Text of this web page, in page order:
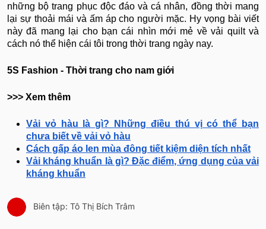
những bộ trang phục độc đáo và cá nhân, đồng thời mang
lại sự thoải mái và ấm áp cho người mặc. Hy vọng bài viết
này đã mang lại cho bạn cái nhìn mới mẻ về vải quilt và
cách nó thể hiện cái tôi trong thời trang ngày nay.
5S Fashion - Thời trang cho nam giới
>>> Xem thêm
Vải vỏ hàu là gì? Những điều thú vị có thể bạn
chưa biết về vải vỏ hàu
Cách gấp áo len mùa đông tiết kiệm diện tích nhất
Vải kháng khuẩn là gì? Đặc điểm, ứng dụng của vải
kháng khuẩn
Biên tập: Tô Thị Bích Trâm